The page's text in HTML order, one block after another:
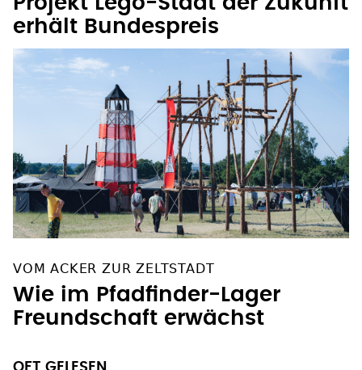
erhält Bundespreis
Wie im Pfadfinder-Lager
Freundschaft erwächst